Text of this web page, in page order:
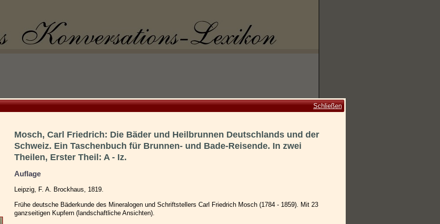
Schließen
Mosch, Carl Friedrich: Die Bäder und Heilbrunnen Deutschlands und der
Schweiz. Ein Taschenbuch für Brunnen- und Bade-Reisende. In zwei
Theilen, Erster Theil: A - Iz.
Auflage
Leipzig, F. A. Brockhaus, 1819.
Frühe deutsche Bäderkunde des Mineralogen und Schriftstellers Carl Friedrich Mosch (1784 - 1859). Mit 23
ganzseitigen Kupfern (landschaftliche Ansichten).